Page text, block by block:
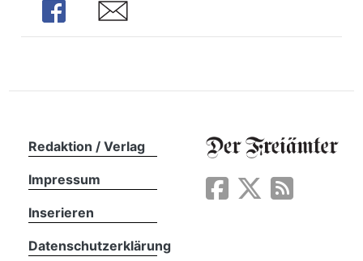
Share Share
Redaktion / Verlag
Impressum
Inserieren
Datenschutzerklärung